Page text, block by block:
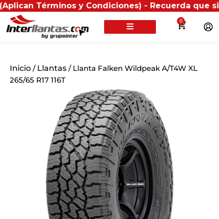
y Condiciones) - Recuerda que si
0
Inicio / Llantas / Llanta Falken Wildpeak A/T4W XL
265/65 R17 116T